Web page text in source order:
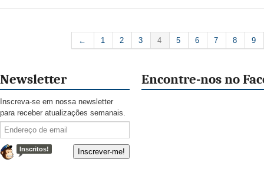
← 1 2 3 4 5 6 7 8 9
Newsletter
Inscreva-se em nossa newsletter
para receber atualizações semanais.
Inscritos!
Encontre-nos no